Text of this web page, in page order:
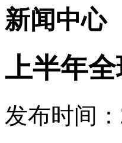
新闻中心
上半年
发布时间